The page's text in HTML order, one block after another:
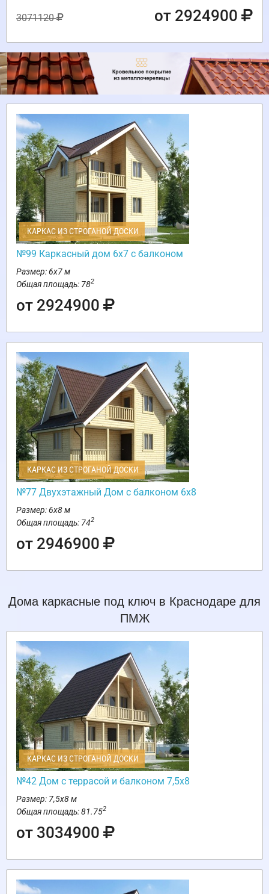
3071120 от 2924900
КАРКАС ИЗ СТРОГАНОЙ ДОСКИ
№99 Каркасный дом 6х7 с балконом
Размер: 6х7 м
Общая площадь: 782
от 2924900
КАРКАС ИЗ СТРОГАНОЙ ДОСКИ
№77 Двухэтажный Дом с балконом 6х8
Размер: 6х8 м
Общая площадь: 742
от 2946900
Дома каркасные под ключ в Краснодаре для
ПМЖ
КАРКАС ИЗ СТРОГАНОЙ ДОСКИ
№42 Дом с террасой и балконом 7,5х8
Размер: 7,5х8 м
Общая площадь: 81.752
от 3034900